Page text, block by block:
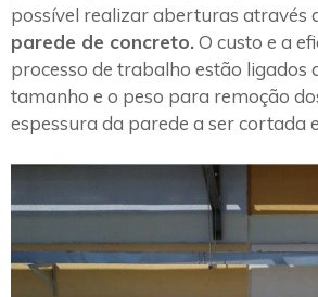
possível realizar aberturas através
parede de concreto. O custo e a
processo de trabalho estão ligados
tamanho e o peso para remoção
espessura da parede a ser cortada